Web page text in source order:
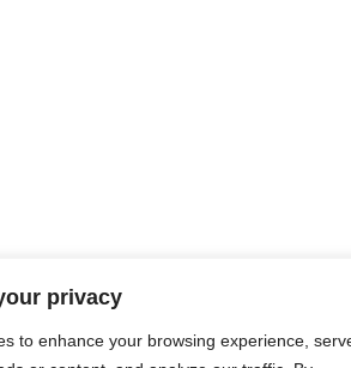
privacy
to enhance your browsing experience,